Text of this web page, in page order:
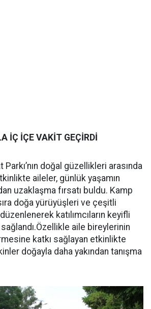
İÇ İÇE VAKİT GEÇİRDİ
doğal güzellikleri arasında
aileler, günlük yaşamın
uzaklaşma fırsatı buldu. Kamp
doğa yürüyüşleri ve çeşitli
katılımcıların keyifli
aile bireylerinin
katkı sağlayan etkinlikte
doğayla daha yakından tanışma